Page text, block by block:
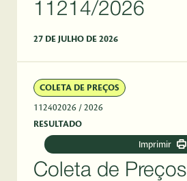
11214/2026
27 DE JULHO DE 2026
COLETA DE PREÇOS
112402026 / 2026
RESULTADO
Imprimir
Coleta de Preços